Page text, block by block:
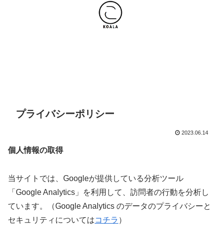
プライバシーポリシー
2023.06.14
個人情報の取得
当サイトでは、Googleが提供している分析ツール
「Google Analytics」を利用して、訪問者の行動を分析し
ています。（Google Analytics のデータのプライバシーと
セキュリティについてはコチラ ）